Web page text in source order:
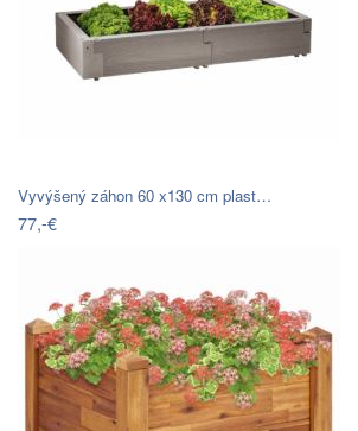
Vyvýšený záhon 60 x130 cm plast…
77,-€